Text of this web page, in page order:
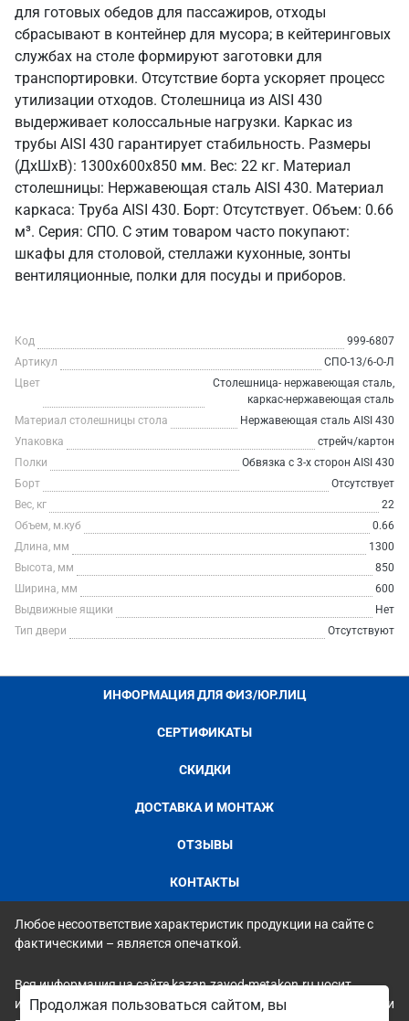
для готовых обедов для пассажиров, отходы
сбрасывают в контейнер для мусора; в кейтеринговых
службах на столе формируют заготовки для
транспортировки. Отсутствие борта ускоряет процесс
утилизации отходов. Столешница из AISI 430
выдерживает колоссальные нагрузки. Каркас из
трубы AISI 430 гарантирует стабильность. Размеры
(ДхШхВ): 1300x600x850 мм. Вес: 22 кг. Материал
столешницы: Нержавеющая сталь AISI 430. Материал
каркаса: Труба AISI 430. Борт: Отсутствует. Объем: 0.66
м³. Серия: СПО. С этим товаром часто покупают:
шкафы для столовой, стеллажи кухонные, зонты
вентиляционные, полки для посуды и приборов.
Код
999-6807
Артикул
СПО-13/6-О-Л
Цвет
Столешница- нержавеющая сталь,
каркас-нержавеющая сталь
Материал столешницы стола
Нержавеющая сталь AISI 430
Упаковка
стрейч/картон
Полки
Обвязка с 3-х сторон AISI 430
Борт
Отсутствует
Вес, кг
22
Объем, м.куб
0.66
Длина, мм
1300
Высота, мм
850
Ширина, мм
600
Выдвижные ящики
Нет
Тип двери
Отсутствуют
ИНФОРМАЦИЯ ДЛЯ ФИЗ/ЮР.ЛИЦ
СЕРТИФИКАТЫ
СКИДКИ
ДОСТАВКА И МОНТАЖ
ОТЗЫВЫ
КОНТАКТЫ
Любое несоответствие характеристик продукции на сайте с
фактическими – является опечаткой.
Вся информация на сайте kazan.zavod-metakon.ru носит
исключительно ознакомительный и справочный характер и ни
Продолжая пользоваться сайтом, вы